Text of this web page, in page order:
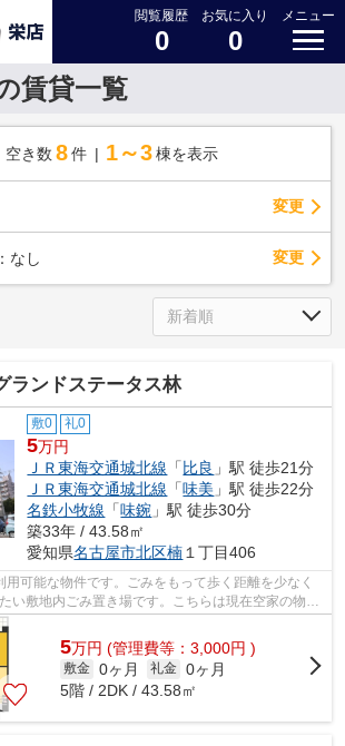
閲覧履歴
0
お気に入り
0
メニュー
賃貸一覧
空き数 8 件 1～3 棟を表示
変更
なし 変更
ランドステータス林
敷0 礼0
5万円
ＪＲ東海交通城北線 「 比良 」駅 徒歩21分
ＪＲ東海交通城北線 「味美 」駅 徒歩22分
名鉄小牧線 「味鋺 」駅 徒歩30分
築33年 / 43.58㎡
愛知県名古屋市北区楠１丁目406
可能な物件です。ごみをもって歩く距離を少なく
い敷地内ごみ置き場です。こちらは現在空家の物件
タス林」のここ...
5万円 (管理費等：3,000円 )
敷金 0ヶ月 礼金 0ヶ月
5階 / 2DK / 43.58㎡